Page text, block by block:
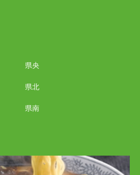
県央
県北
県南